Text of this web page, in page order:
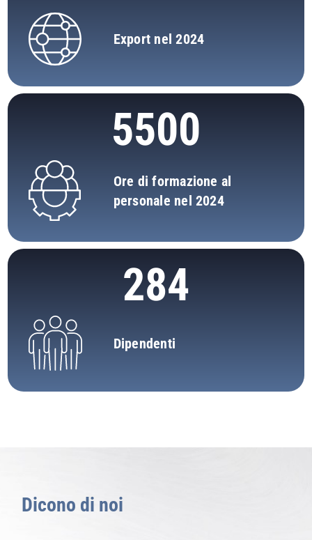
Export nel 2024
5500
Ore di formazione al
personale nel 2024
284
Dipendenti
Dicono di noi